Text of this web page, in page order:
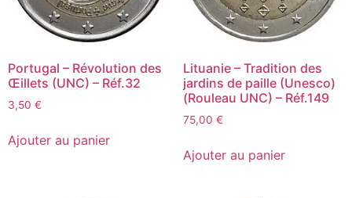
Portugal – Révolution des
Œillets (UNC) – Réf.32
3,50 €
Ajouter au panier
Lituanie – Tradition des
jardins de paille (Unesco)
(Rouleau UNC) – Réf.149
75,00 €
Ajouter au panier